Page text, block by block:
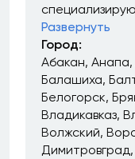
Развернуть
Город:
Абакан Анапа
Балашиха
Белогорск
Владикавказ
Волжский
Димитровград